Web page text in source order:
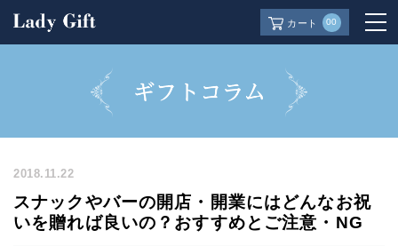
カート 00
2018.11.22
スナックやバーの開店・開業にはどんなお祝
いを贈れば良いの？おすすめとご注意・NG